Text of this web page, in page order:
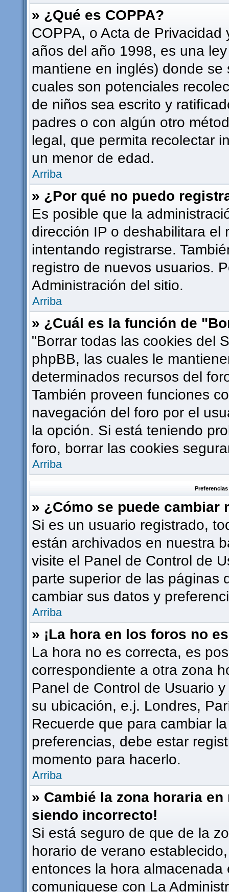
» ¿Qué es COPPA?
COPPA, o Acta de
años del año 1998, es una
mantiene en inglés) donde
cuales son potenciales
de niños sea escrito y
padres o con algún otro
legal, que permita recolectar
un menor de edad.
Arriba
» ¿Por qué no puedo
Es posible que la
dirección IP o deshabilitara
intentando registrarse.
registro de nuevos usuarios.
Administración del sitio.
Arriba
» ¿Cuál es la función de
"Borrar todas las cookies del
phpBB, las cuales le
determinados recursos del
También proveen funciones
navegación del foro por el
la opción. Si está teniendo
foro, borrar las cookies
Arriba
» ¿Cómo se puede cambiar
Si es un usuario registrado,
están archivados en nuestra
visite el Panel de Control de
parte superior de las páginas
cambiar sus datos y
Arriba
» ¡La hora en los foros no
La hora no es correcta, es
correspondiente a otra zona
Panel de Control de Usuario
su ubicación, e.j. Londres,
Recuerde que para cambiar
preferencias, debe estar
momento para hacerlo.
Arriba
» Cambié la zona horaria
siendo incorrecto!
Si está seguro de que de la
horario de verano
entonces la hora
comuniquese con La